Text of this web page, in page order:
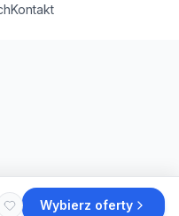
Wybierz oferty
Kontakt